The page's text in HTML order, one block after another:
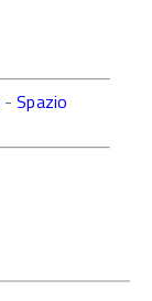
-Spazio